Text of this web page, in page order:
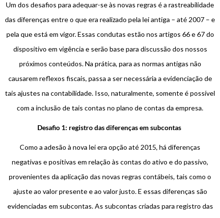
Um dos desafios para adequar-se às novas regras é a rastreabilidade
das diferenças entre o que era realizado pela lei antiga – até 2007 – e
pela que está em vigor. Essas condutas estão nos artigos 66 e 67 do
dispositivo em vigência e serão base para discussão dos nossos
próximos conteúdos. Na prática, para as normas antigas não
causarem reflexos fiscais, passa a ser necessária a evidenciação de
tais ajustes na contabilidade. Isso, naturalmente, somente é possível
com a inclusão de tais contas no plano de contas da empresa.
Desafio 1: registro das diferenças em subcontas
Como a adesão à nova lei era opção até 2015, há diferenças
negativas e positivas em relação às contas do ativo e do passivo,
provenientes da aplicação das novas regras contábeis, tais como o
ajuste ao valor presente e ao valor justo. E essas diferenças são
evidenciadas em subcontas. As subcontas criadas para registro das